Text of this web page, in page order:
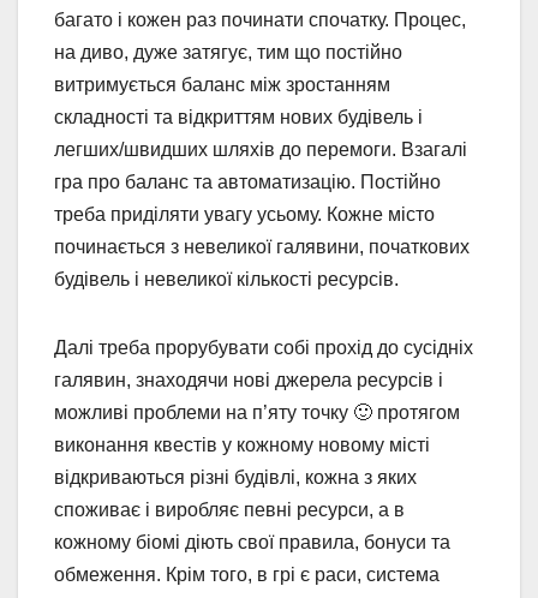
багато і кожен раз починати спочатку. Процес,
на диво, дуже затягує, тим що постійно
витримується баланс між зростанням
складності та відкриттям нових будівель і
легших/швидших шляхів до перемоги. Взагалі
гра про баланс та автоматизацію. Постійно
треба приділяти увагу усьому. Кожне місто
починається з невеликої галявини, початкових
будівель і невеликої кількості ресурсів.
Далі треба прорубувати собі прохід до сусідніх
галявин, знаходячи нові джерела ресурсів і
можливі проблеми на п’яту точку 🙂 протягом
виконання квестів у кожному новому місті
відкриваються різні будівлі, кожна з яких
споживає і виробляє певні ресурси, а в
кожному біомі діють свої правила, бонуси та
обмеження. Крім того, в грі є раси, система